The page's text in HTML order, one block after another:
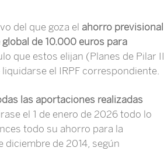
del que goza el ahorro previsional
de 10.000 euros para
que estos elijan (Planes de Pilar II
el IRPF correspondiente.
las aportaciones realizadas
el 1 de enero de 2026 todo lo
todo su ahorro para la
diciembre de 2014, según